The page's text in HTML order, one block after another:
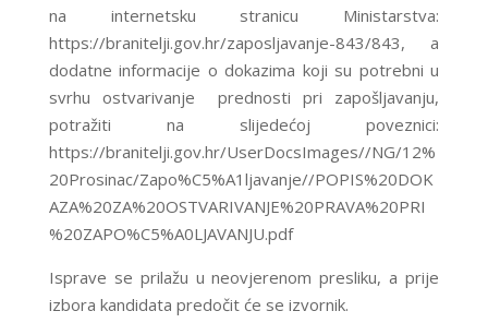
na internetsku stranicu Ministarstva:
https://branitelji.gov.hr/zaposljavanje-843/843, a
dodatne informacije o dokazima koji su potrebni u
svrhu ostvarivanje prednosti pri zapošljavanju,
potražiti na slijedećoj poveznici:
https://branitelji.gov.hr/UserDocsImages//NG/12%
20Prosinac/Zapo%C5%A1ljavanje//POPIS%20DOK
AZA%20ZA%20OSTVARIVANJE%20PRAVA%20PRI
%20ZAPO%C5%A0LJAVANJU.pdf
Isprave se prilažu u neovjerenom presliku, a prije
izbora kandidata predočit će se izvornik.